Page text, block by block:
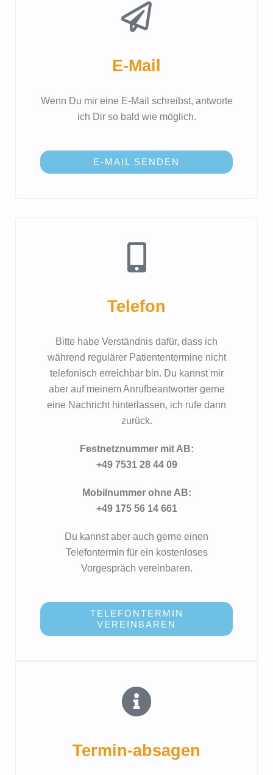
E-Mail
Wenn Du mir eine E-Mail schreibst, antworte
ich Dir so bald wie möglich.
E-MAIL SENDEN
Telefon
Bitte habe Verständnis dafür, dass ich
während regulärer Patiententermine nicht
telefonisch erreichbar bin. Du kannst mir
aber auf meinem Anrufbeantworter gerne
eine Nachricht hinterlassen, ich rufe dann
zurück.
Festnetznummer mit AB:
+49 7531 28 44 09
Mobilnummer ohne AB:
+49 175 56 14 661
Du kannst aber auch gerne einen
Telefontermin für ein kostenloses
Vorgespräch vereinbaren.
TELEFONTERMIN
VEREINBAREN
Termin-absagen